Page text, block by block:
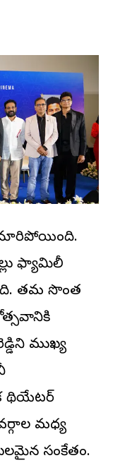
మారిపోయింది.
ఫ్యామిలీ
తమ సొంత
ముఖ్య
థియేటర్
మధ్య
సంకేతం.